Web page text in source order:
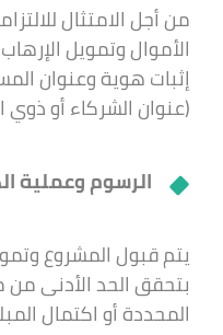
من أجل الامتثال
الأموال وتمويل
إثبات هوية وعنوان
(عنوان الشركاء أو
الرسوم وعملية
يتم قبول المشروع
بتحقق الحد الأدنى
المحددة أو اكتمال